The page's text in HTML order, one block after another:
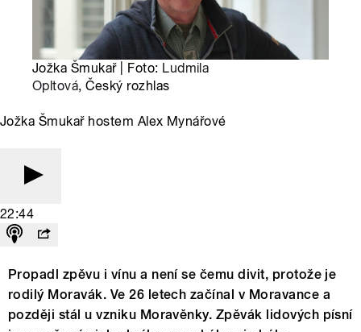
Jožka Šmukař | Foto: Ludmila
Opltová, Český rozhlas
Jožka Šmukař hostem Alex Mynářové
22:44
Propadl zpěvu i vínu a není se čemu divit, protože je
rodilý Moravák. Ve 26 letech začínal v Moravance a
později stál u vzniku Moravěnky. Zpěvák lidových písní